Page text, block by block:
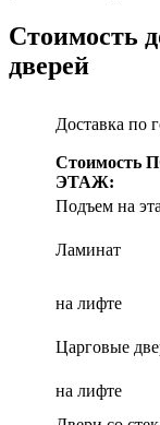
Стоимость
дверей
Доставка по
ЭТАЖ:
Подъем на
Ламинат
на лифте
Царговые
на лифте